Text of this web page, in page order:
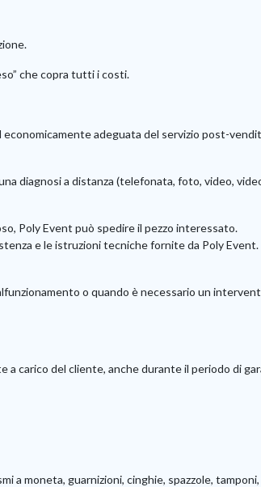
che copra tutti i costi.
adeguata del servizio post-
diagnosi a distanza (telefonata, foto, video,
Poly Event può spedire il pezzo interessato.
e le istruzioni tecniche fornite da Poly Event.
o quando è necessario un
carico del cliente, anche durante il periodo di
a moneta, guarnizioni, cinghie, spazzole,